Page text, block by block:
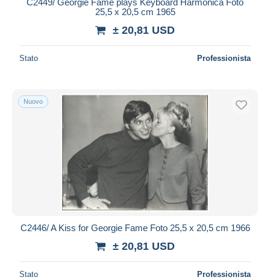
25,5 x 20,5 cm 1965
± 20,81 USD
Stato Professionista
Nuovo
C2446/ A Kiss for Georgie Fame Foto 25,5 x 20,5 cm 1966
± 20,81 USD
Stato Professionista